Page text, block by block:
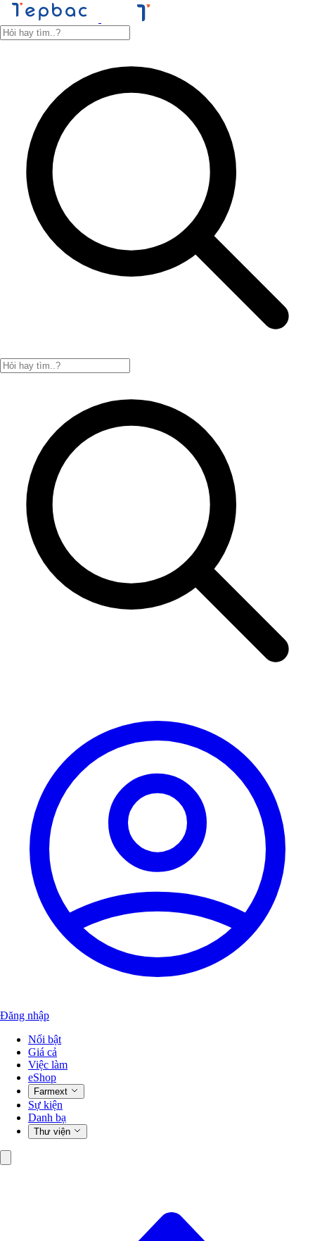
Đăng nhập
Nổi bật
Giá cả
Việc làm
eShop
Farmext
Sự kiện
Danh bạ
Thư viện